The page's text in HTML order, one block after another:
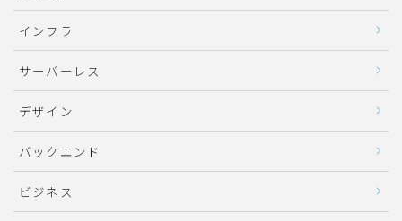
インフラ
サーバーレス
デザイン
バックエンド
ビジネス